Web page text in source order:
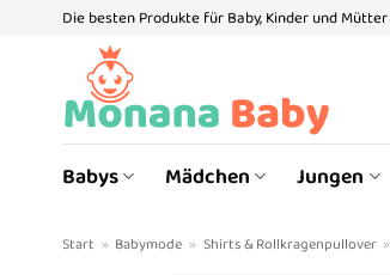
Die besten Produkte für Baby, Kinder und Mütter
Babys Mädchen Jungen
Start » Babymode » Shirts & Rollkragenpullover »